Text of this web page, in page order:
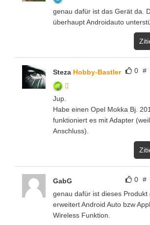
genau dafür ist das Gerät da.
überhaupt Androidauto
0 #
Steza Hobby-Bastler
Jup.
Habe einen Opel Mokka Bj.
funktioniert es mit Adapter
Anschluss).
0 #
GabG
genau dafür ist dieses Produkt
erweitert Android Auto bzw
Wireless Funktion.